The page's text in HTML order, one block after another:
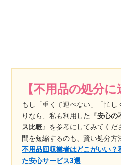
【不用品の処分に
もし「重くて運べない」「忙し
りなら、私も利用した『安心の
ス比較』を参考にしてみてく
間を短縮するのも、賢い処分方
不用品回収業者はどこがいい？
た安心サービス3選